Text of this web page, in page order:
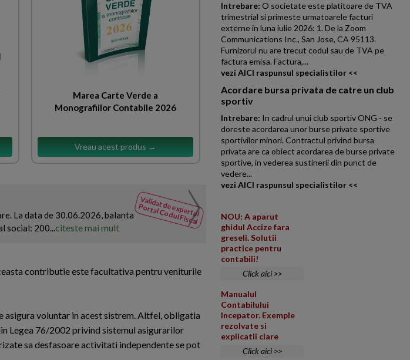
Marea Carte Verde a
Monografiilor Contabile 2026
Vreau acest produs →
Validat de expertul
Portal Codul Fiscal
La data de 30.06.2026, balanta
social: 200...citeste mai mult
din Codul
Fiscal
contributie este facultativa pentru veniturile
asigura voluntar in acest sistrem. Altfel, obligatia
Legea 76/2002 privind sistemul asigurarilor
sa desfasoare activitati independente se pot
Intrebare: O societate este platitoare de TVA
trimestrial si primeste urmatoarele facturi
externe in luna iulie 2026: 1. De la Zoom
Communications Inc., San Jose, CA 95113.
Furnizorul nu are trecut codul sau de TVA pe
factura emisa. Factura,...
vezi AICI raspunsul specialistilor <<
Acordare bursa privata de catre un club
sportiv
Intrebare: In cadrul unui club sportiv ONG - se
doreste acordarea unor burse private sportive
sportivilor minori. Contractul privind bursa
privata are ca obiect acordarea de burse private
sportive, in vederea sustinerii din punct de
vedere...
vezi AICI raspunsul specialistilor <<
NOU: A aparut
ghidul Accize fara
greseli. Solutii
practice pentru
contabili!
Click aici >>
Manualul
Contabilului
Incepator. Exemple
rezolvate si
explicatii clare
Click aici >>